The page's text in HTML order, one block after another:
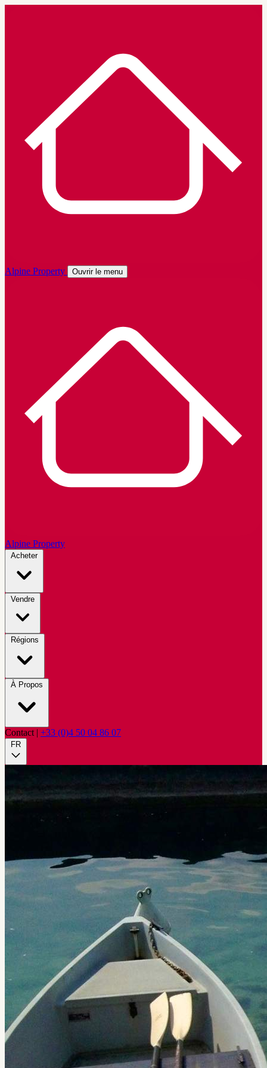
Alpine Property Ouvrir le menu
Alpine Property
Acheter
Vendre
Régions
À Propos
Contact | +33 (0)4 50 04 86 07
FR